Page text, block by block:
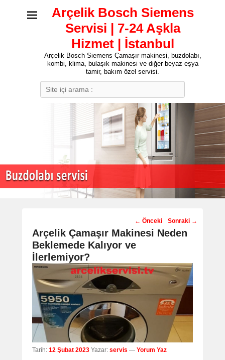
Arçelik Bosch Siemens
Servisi | 7-24 Aşkla
Hizmet | İstanbul
Arçelik Bosch Siemens Çamaşır makinesi, buzdolabı,
kombi, klima, bulaşık makinesi ve diğer beyaz eşya
tamir, bakım özel servisi.
Post
navigation
← Önceki Sonraki →
Arçelik Çamaşır Makinesi Neden
Beklemede Kalıyor ve
İlerlemiyor?
Tarih: 12 Şubat 2023 Yazar: servis — Yorum Yaz